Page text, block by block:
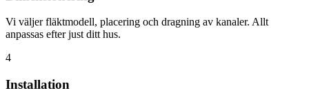
Vi väljer fläktmodell, placering och dragning av kanaler. Allt
anpassas efter just ditt hus.
4
Installation